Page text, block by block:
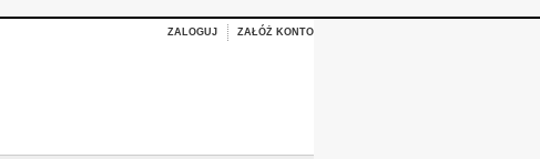
ZALOGUJ ZAŁÓŻ KONTO